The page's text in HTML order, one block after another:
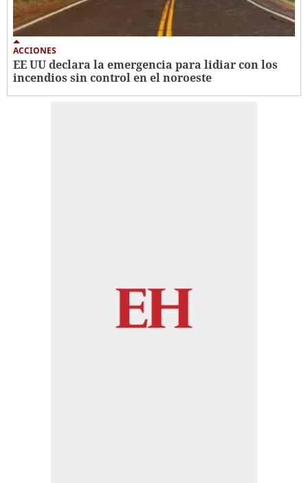
ACCIONES
EE UU declara la emergencia para lidiar con los
incendios sin control en el noroeste